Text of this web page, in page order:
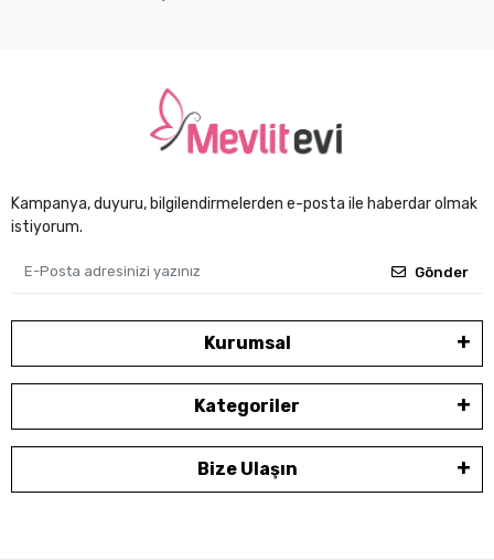
Kampanya, duyuru, bilgilendirmelerden e-posta ile haberdar olmak
istiyorum.
Gönder
Kurumsal
Kategoriler
Bize Ulaşın